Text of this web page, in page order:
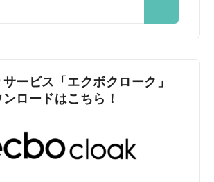
ービス「エクボクローク」
ロードはこちら！